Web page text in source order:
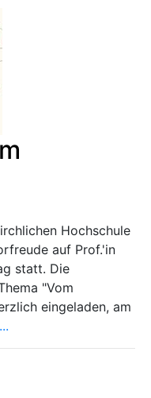
Hochschule
auf Prof.'in
statt. Die
"Vom
eingeladen, am